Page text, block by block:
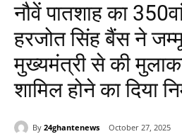
नौवें पातशाह का
हरजोत सिंह बैंस ने
मुख्यमंत्री से की
शामिल होने का दिया
By 24ghantenews October 27, 2025